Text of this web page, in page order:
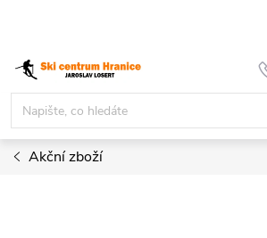
obsah
Akční zboží